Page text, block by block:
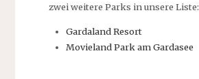
zwei weitere Parks in unsere Liste:
Gardaland Resort
Movieland Park am Gardasee